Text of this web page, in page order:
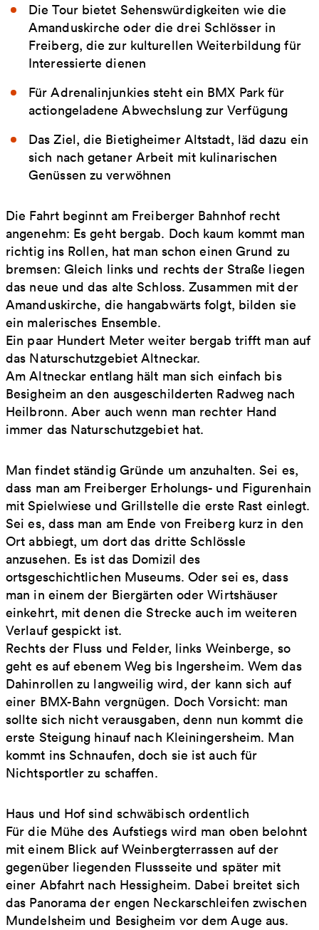
Die Tour bietet Sehenswürdigkeiten wie die
Amanduskirche oder die drei Schlösser in
Freiberg, die zur kulturellen Weiterbildung für
Interessierte dienen
Für Adrenalinjunkies steht ein BMX Park für
actiongeladene Abwechslung zur Verfügung
Das Ziel, die Bietigheimer Altstadt, läd dazu ein
sich nach getaner Arbeit mit kulinarischen
Genüssen zu verwöhnen
Die Fahrt beginnt am Freiberger Bahnhof recht
angenehm: Es geht bergab. Doch kaum kommt man
richtig ins Rollen, hat man schon einen Grund zu
bremsen: Gleich links und rechts der Straße liegen
das neue und das alte Schloss. Zusammen mit der
Amanduskirche, die hangabwärts folgt, bilden sie
ein malerisches Ensemble.
Ein paar Hundert Meter weiter bergab trifft man auf
das Naturschutzgebiet Altneckar.
Am Altneckar entlang hält man sich einfach bis
Besigheim an den ausgeschilderten Radweg nach
Heilbronn. Aber auch wenn man rechter Hand
immer das Naturschutzgebiet hat.
Man findet ständig Gründe um anzuhalten. Sei es,
dass man am Freiberger Erholungs- und Figurenhain
mit Spielwiese und Grillstelle die erste Rast einlegt.
Sei es, dass man am Ende von Freiberg kurz in den
Ort abbiegt, um dort das dritte Schlössle
anzusehen. Es ist das Domizil des
ortsgeschichtlichen Museums. Oder sei es, dass
man in einem der Biergärten oder Wirtshäuser
einkehrt, mit denen die Strecke auch im weiteren
Verlauf gespickt ist.
Rechts der Fluss und Felder, links Weinberge, so
geht es auf ebenem Weg bis Ingersheim. Wem das
Dahinrollen zu langweilig wird, der kann sich auf
einer BMX-Bahn vergnügen. Doch Vorsicht: man
sollte sich nicht verausgaben, denn nun kommt die
erste Steigung hinauf nach Kleiningersheim. Man
kommt ins Schnaufen, doch sie ist auch für
Nichtsportler zu schaffen.
Haus und Hof sind schwäbisch ordentlich
Für die Mühe des Aufstiegs wird man oben belohnt
mit einem Blick auf Weinbergterrassen auf der
gegenüber liegenden Flussseite und später mit
einer Abfahrt nach Hessigheim. Dabei breitet sich
das Panorama der engen Neckarschleifen zwischen
Mundelsheim und Besigheim vor dem Auge aus.